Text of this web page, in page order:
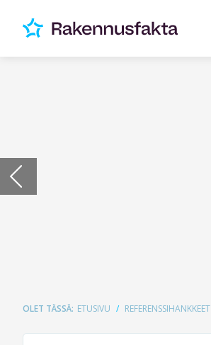
OLET TÄSSÄ: ETUSIVU REFERENSSIHANKKEET